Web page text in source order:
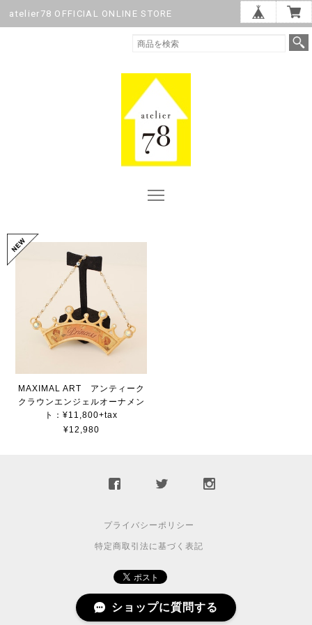
atelier78 OFFICIAL ONLINE STORE
MAXIMAL ART アンティーク
クラウンエンジェルオーナメン
ト：¥11,800+tax
¥12,980
プライバシーポリシー
特定商取引法に基づく表記
© 2010 atelier78.
ショップに質問する